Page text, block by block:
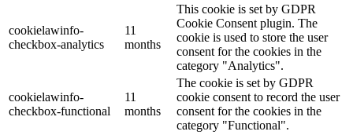
cookielawinfo-
checkbox-analytics
11
months
This cookie is set by GDPR
Cookie Consent plugin. The
cookie is used to store the user
consent for the cookies in the
category "Analytics".
cookielawinfo-
checkbox-functional
11
months
The cookie is set by GDPR
cookie consent to record the user
consent for the cookies in the
category "Functional".